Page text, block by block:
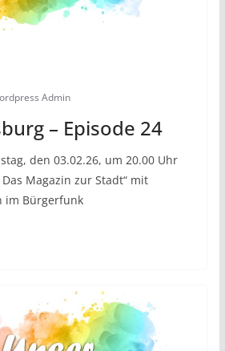
Admin
– Episode 24
den 03.02.26, um 20.00 Uhr
Magazin zur Stadt“ mit
im Bürgerfunk